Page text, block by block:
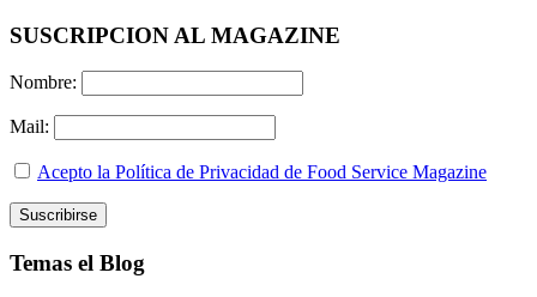
SUSCRIPCION AL MAGAZINE
Nombre:
Mail:
Acepto la Política de Privacidad de Food Service Magazine
Temas el Blog